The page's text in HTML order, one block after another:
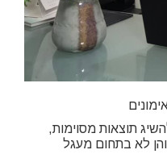
תוצאות מסוימות,
לא בתחום מעגל